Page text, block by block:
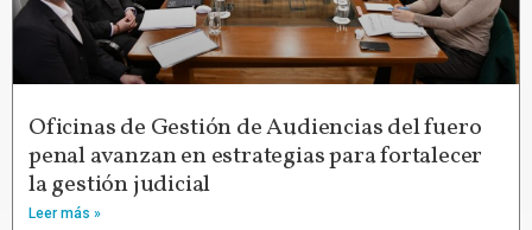
Oficinas de Gestión de Audiencias del fuero
penal avanzan en estrategias para fortalecer
la gestión judicial
Leer más »